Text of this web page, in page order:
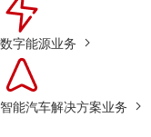
数字能源业务
智能汽车解决方案业务